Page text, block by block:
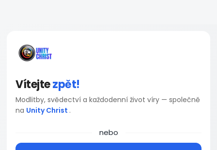
Vítejtezpět!
Modlitby, svědectví a každodenní život víry — společně
na Unity Christ .
nebo